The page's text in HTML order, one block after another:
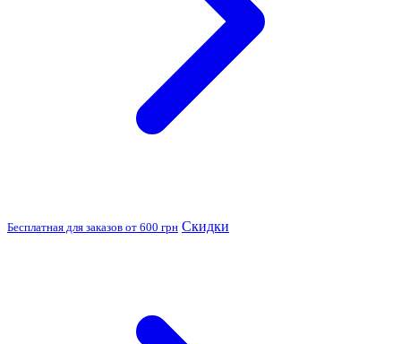
Бесплатная для заказов от 600 грн Скидки